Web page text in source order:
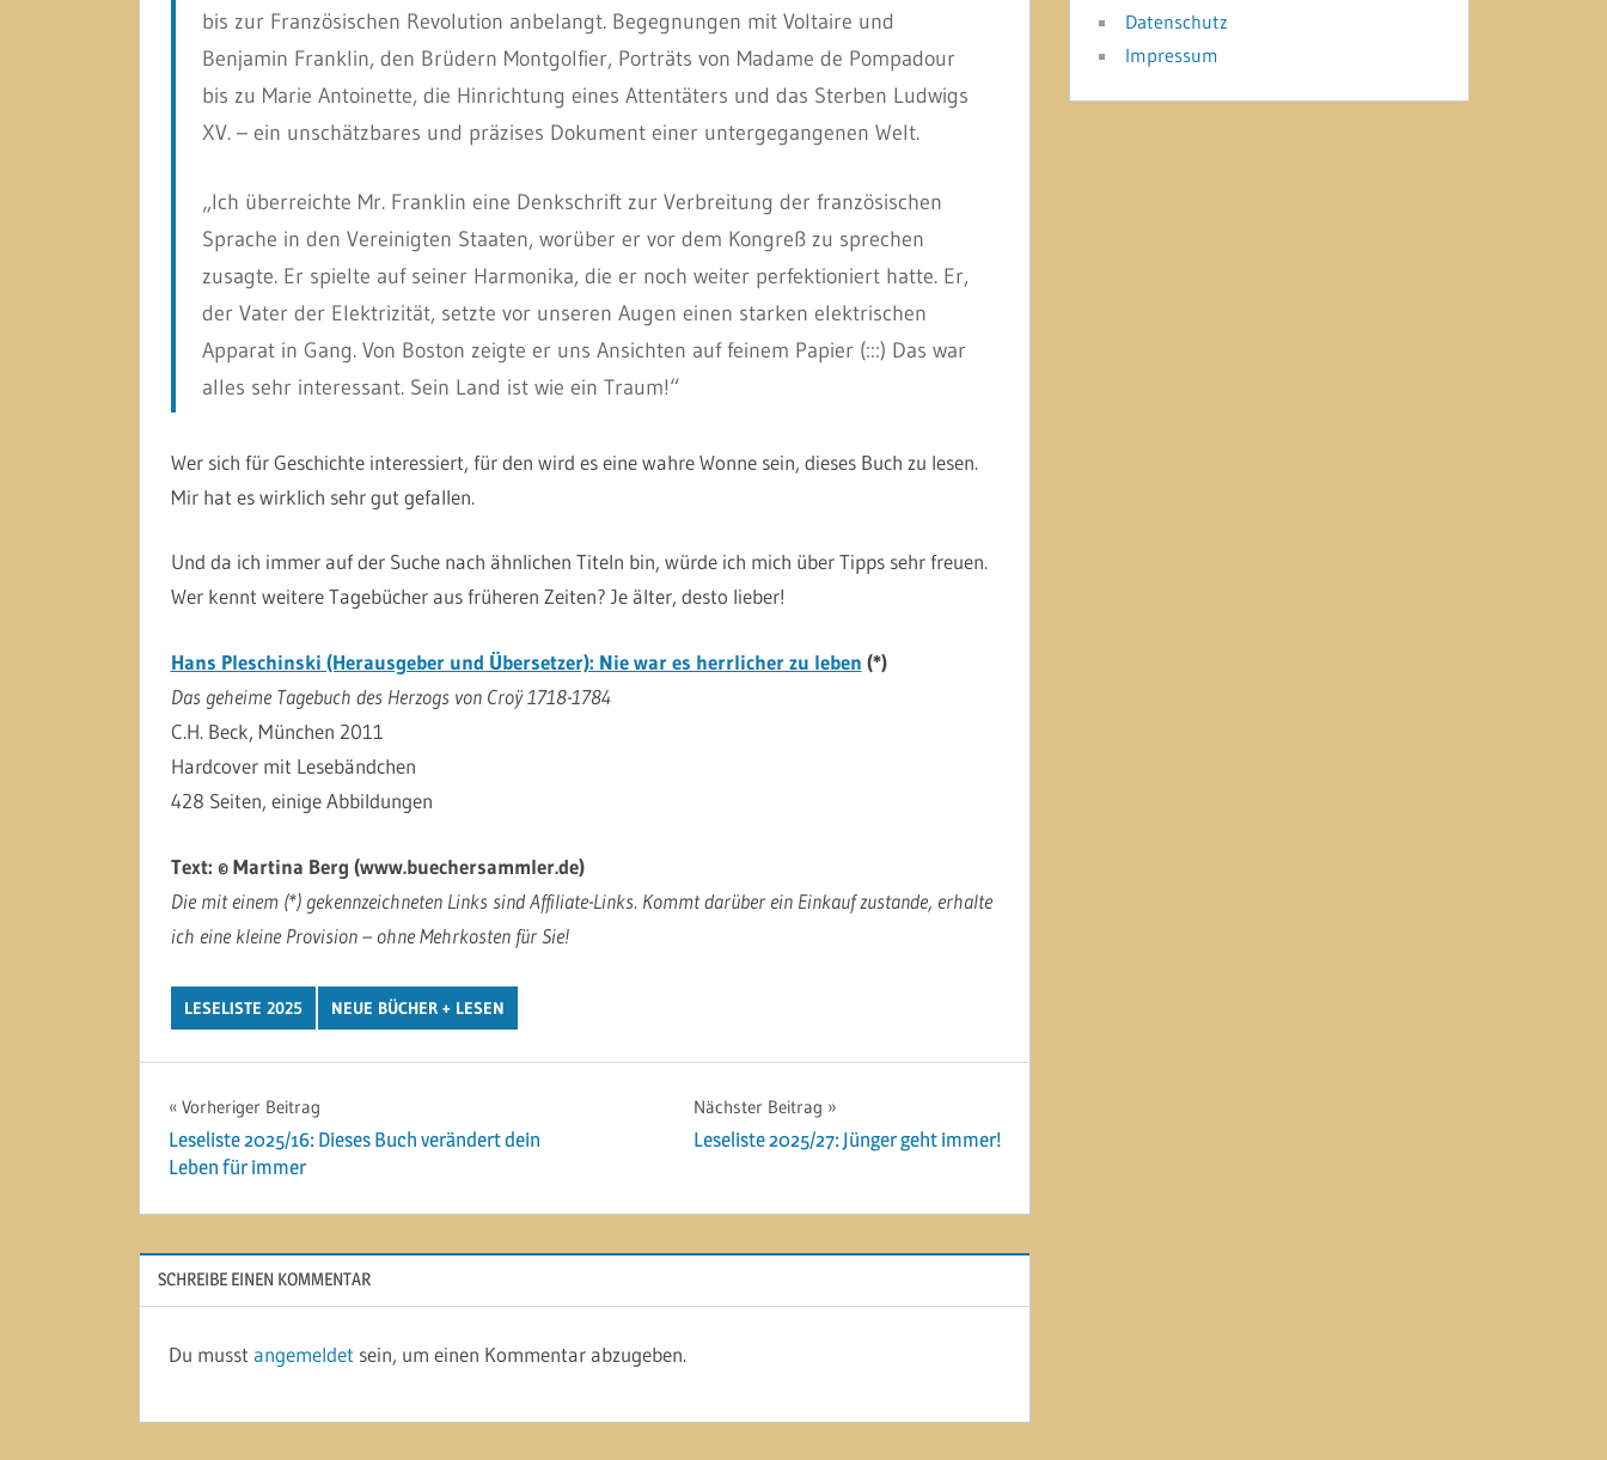
bis zur Französischen Revolution anbelangt. Begegnungen mit Voltaire und
Benjamin Franklin, den Brüdern Montgolfier, Porträts von Madame de Pompadour
bis zu Marie Antoinette, die Hinrichtung eines Attentäters und das Sterben Ludwigs
XV. – ein unschätzbares und präzises Dokument einer untergegangenen Welt.
„Ich überreichte Mr. Franklin eine Denkschrift zur Verbreitung der französischen
Sprache in den Vereinigten Staaten, worüber er vor dem Kongreß zu sprechen
zusagte. Er spielte auf seiner Harmonika, die er noch weiter perfektioniert hatte. Er,
der Vater der Elektrizität, setzte vor unseren Augen einen starken elektrischen
Apparat in Gang. Von Boston zeigte er uns Ansichten auf feinem Papier (:::) Das war
alles sehr interessant. Sein Land ist wie ein Traum!“
Wer sich für Geschichte interessiert, für den wird es eine wahre Wonne sein, dieses Buch zu lesen.
Mir hat es wirklich sehr gut gefallen.
Und da ich immer auf der Suche nach ähnlichen Titeln bin, würde ich mich über Tipps sehr freuen.
Wer kennt weitere Tagebücher aus früheren Zeiten? Je älter, desto lieber!
Hans Pleschinski (Herausgeber und Übersetzer): Nie war es herrlicher zu leben (*)
Das geheime Tagebuch des Herzogs von Croÿ 1718-1784
C.H. Beck, München 2011
Hardcover mit Lesebändchen
428 Seiten, einige Abbildungen
Text: © Martina Berg (www.buechersammler.de)
Die mit einem (*) gekennzeichneten Links sind Affiliate-Links. Kommt darüber ein Einkauf zustande, erhalte
ich eine kleine Provision – ohne Mehrkosten für Sie!
LESELISTE 2025 NEUE BÜCHER + LESEN
Beitragsnavigation
Vorheriger Beitrag
Leseliste 2025/16: Dieses Buch verändert dein
Leben für immer
Nächster Beitrag
Leseliste 2025/27: Jünger geht immer!
SCHREIBE EINEN KOMMENTAR
Du musst angemeldet sein, um einen Kommentar abzugeben.
Datenschutz
Impressum